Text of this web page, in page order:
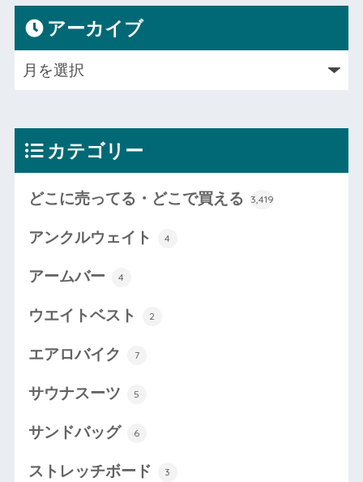
アーカイブ
カテゴリー
どこに売ってる・どこで買える 3,419
アンクルウェイト 4
アームバー 4
ウエイトベスト 2
エアロバイク 7
サウナスーツ 5
サンドバッグ 6
ストレッチボード 3